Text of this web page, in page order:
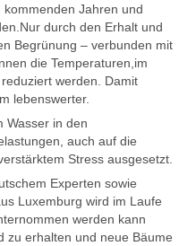
Jahren und
durch den Erhalt und
Begrünung – verbunden mit
die Temperaturen,im
werden. Damit
lebenswerter.
Wasser in den
auch auf die
Stress ausgesetzt.
Experten sowie
Luxemburg wird im Laufe
werden kann
zu erhalten und neue Bäume